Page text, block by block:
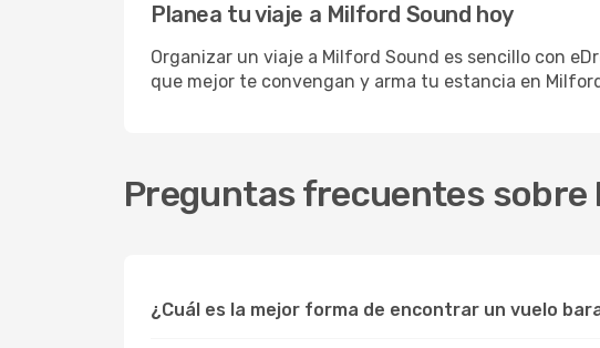
Planea tu viaje a Milford Sound hoy
Organizar un viaje a Milford Sound es sencillo con
que mejor te convengan y arma tu estancia en
Preguntas frecuentes sobre
¿Cuál es la mejor forma de encontrar un vuelo